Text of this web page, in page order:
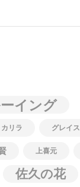
イング
カリラ グレイス
上喜元
佐久の花